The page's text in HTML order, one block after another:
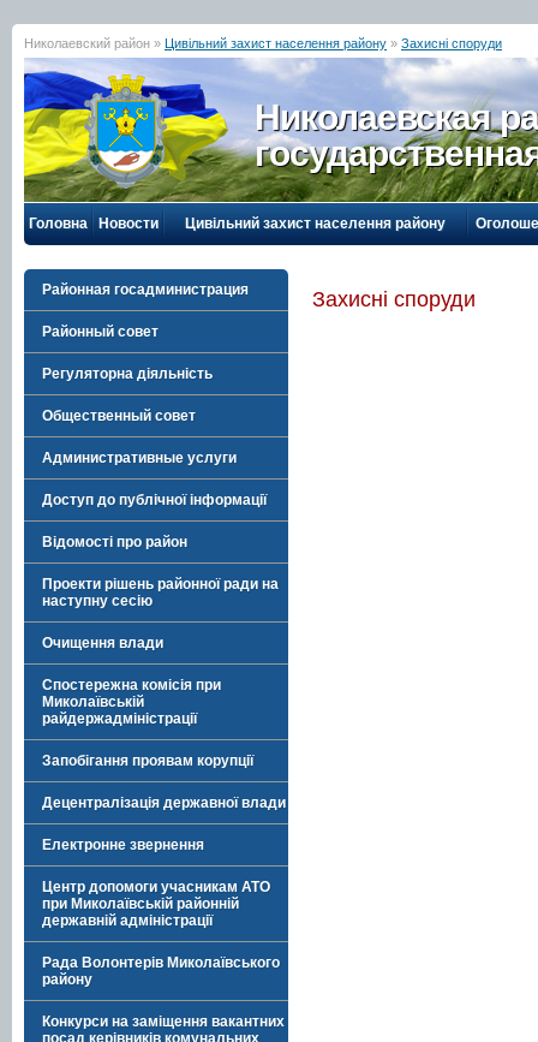
Николаевский район » Цивільний захист населення району » Захисні споруди
Николаевская
Головна Новости Цивільний захист населення району
Районная госадминистрация
Районный совет
Регуляторна діяльність
Общественный совет
Административные услуги
Доступ до публічної інформації
Відомості про район
Проекти рішень районної ради на
наступну сесію
Очищення влади
Спостережна комісія при
Миколаївській
райдержадміністрації
Запобігання проявам корупції
Децентралізація державної влади
Електронне звернення
Центр допомоги учасникам АТО
при Миколаївській районній
державній адміністрації
Рада Волонтерів Миколаївського
району
Конкурси на заміщення вакантних
посад керівників комунальних
Захисні споруди